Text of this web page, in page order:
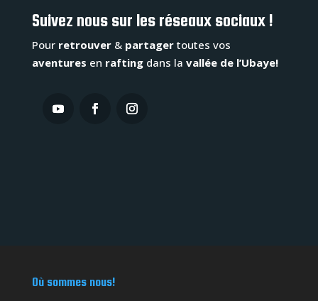
Suivez nous sur les réseaux sociaux !
Pour retrouver& partagertoutes vos
aventures en raftingdans la vallée de l’Ubaye!
Où sommes nous!